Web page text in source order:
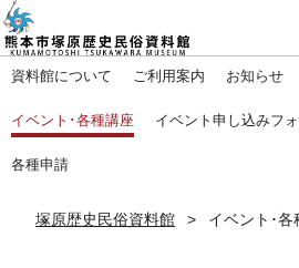
資料館について ご利用案内 お知らせ
イベント･各種講座 イベント申し込みフ
各種申請
塚原歴史民俗資料館 イベント･各